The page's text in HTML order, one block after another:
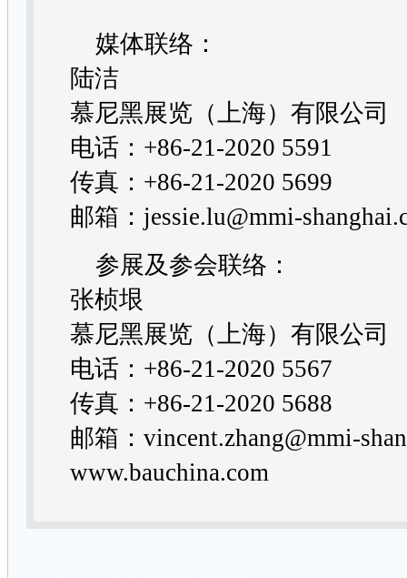
媒体联络：
陆洁
慕尼黑展览（上海）有限公司
电话： +86-21-2020 5591
传真： +86-21-2020 5699
邮箱： jessie.lu@mmi-
参展及参会联络：
张桢垠
慕尼黑展览（上海）有限公司
电话： +86-21-2020 5567
传真： +86-21-2020 5688
邮箱： vincent.zhang@mmi-
www.bauchina.com